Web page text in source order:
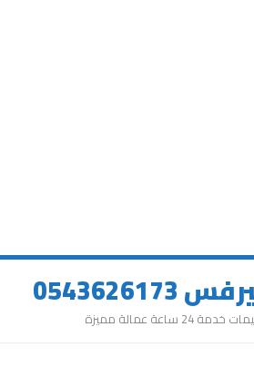
عمالة مميزة